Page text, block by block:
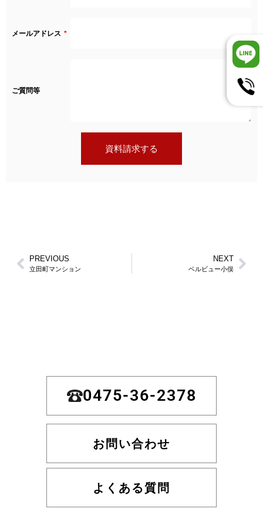
メールアドレス
ご質問等
資料請求する
PREVIOUS
立田町マンション
NEXT
ベルビュー小俣
0475-36-2378
お問い合わせ
よくある質問